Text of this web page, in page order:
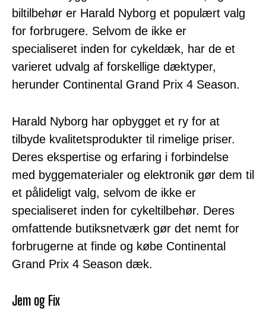
biltilbehør er Harald Nyborg et populært valg
for forbrugere. Selvom de ikke er
specialiseret inden for cykeldæk, har de et
varieret udvalg af forskellige dæktyper,
herunder Continental Grand Prix 4 Season.
Harald Nyborg har opbygget et ry for at
tilbyde kvalitetsprodukter til rimelige priser.
Deres ekspertise og erfaring i forbindelse
med byggematerialer og elektronik gør dem til
et pålideligt valg, selvom de ikke er
specialiseret inden for cykeltilbehør. Deres
omfattende butiksnetværk gør det nemt for
forbrugerne at finde og købe Continental
Grand Prix 4 Season dæk.
Jem og Fix